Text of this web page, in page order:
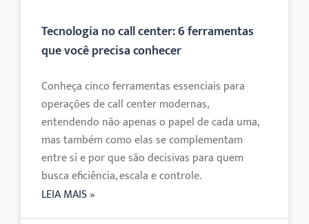
Tecnologia no call center: 6 ferramentas
que você precisa conhecer
Conheça cinco ferramentas essenciais para
operações de call center modernas,
entendendo não apenas o papel de cada uma,
mas também como elas se complementam
entre si e por que são decisivas para quem
busca eficiência, escala e controle.
LEIA MAIS »